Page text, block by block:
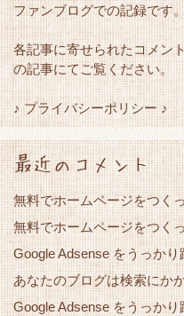
ファンブログでの記録です
各記事に寄せられたコメン
の記事にてご覧ください。
♪ プライバシーポリシー ♪
最近のコメント
無料でホームページをつく
無料でホームページをつく
Google Adsense をうっか
あなたのブログは検索にか
Google Adsense をうっか